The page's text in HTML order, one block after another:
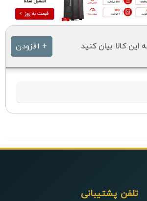
این کالا بیان کنید + افزودن
تلفن پشتیبانی